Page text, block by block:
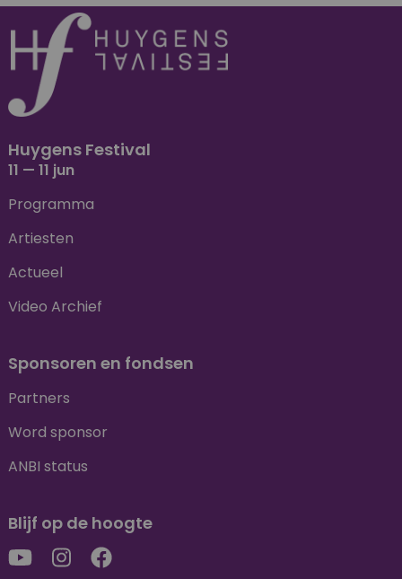
Huygens Festival
11 — 11 jun
Programma
Artiesten
Actueel
Video Archief
Sponsoren en fondsen
Partners
Word sponsor
ANBI status
Blijf op de hoogte